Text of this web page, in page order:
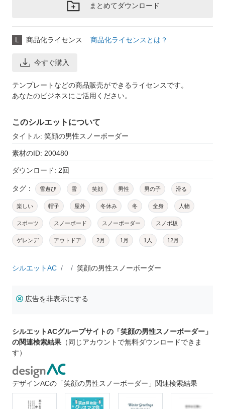
まとめてダウンロード
L 商品化ライセンス 商品化ライセンスとは？
今すぐ購入
テンプレートなどの商品販売ができるライセンスです。
あなたのビジネスにご活用ください。
このシルエットについて
タイトル: 笑顔の男性スノーボーダー
素材のID: 200480
ダウンロード: 2回
タグ： 雪遊び 雪 笑顔 男性 男の子 滑る
楽しい 帽子 屋外 冬休み 冬 全身 人物
スポーツ スノーボード スノーボーダー スノボ板
ゲレンデ アウトドア 2月 1月 1人 12月
シルエットAC 笑顔の男性スノーボーダー
広告を非表示にする
シルエットACグループサイトの「笑顔の男性スノーボーダー」
の関連検索結果 （同じアカウントで無料ダウンロードできま
す）
デザインACの「笑顔の男性スノーボーダー」関連検索結果